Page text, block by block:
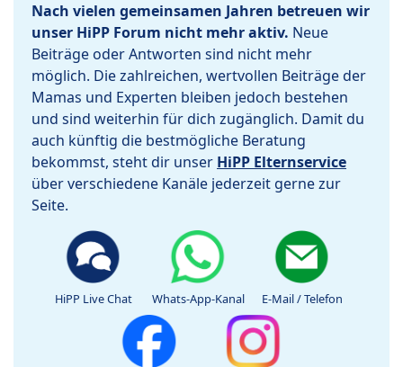
Nach vielen gemeinsamen Jahren betreuen wir
unser HiPP Forum nicht mehr aktiv. Neue
Beiträge oder Antworten sind nicht mehr
möglich. Die zahlreichen, wertvollen Beiträge der
Mamas und Experten bleiben jedoch bestehen
und sind weiterhin für dich zugänglich. Damit du
auch künftig die bestmögliche Beratung
bekommst, steht dir unser HiPP Elternservice
über verschiedene Kanäle jederzeit gerne zur
Seite.
HiPP Live Chat Whats-App-Kanal E-Mail / Telefon